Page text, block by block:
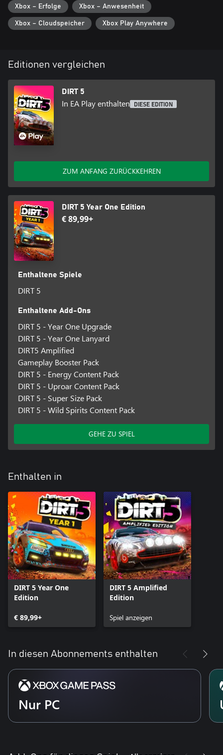
Xbox – Erfolge Xbox – Anwesenheit
Xbox – Cloudspeicher Xbox Play Anywhere
Editionen vergleichen
DIRT 5
In EA Play enthalten DIESE EDITION
ZUM ANFANG ZURÜCKKEHREN
DIRT 5 Year One Edition
€ 89,99+
Enthaltene Spiele
DIRT 5
Enthaltene Add-Ons
DIRT 5 - Year One Upgrade
DIRT 5 - Year One Lanyard
DIRT5 Amplified
Gameplay Booster Pack
DIRT 5 - Energy Content Pack
DIRT 5 - Uproar Content Pack
DIRT 5 - Super Size Pack
DIRT 5 - Wild Spirits Content Pack
GEHE ZU SPIEL
Enthalten in
DIRT 5 Year One
Edition
€ 89,99+
DIRT 5 Amplified
Edition
Spiel anzeigen
In diesen Abonnements enthalten
Nur PC